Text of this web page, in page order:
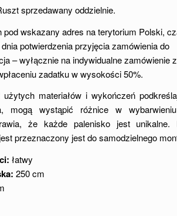
sprzedawany oddzielnie.
pod wskazany adres na terytorium Polski,
potwierdzenia przyjęcia zamówienia do
– wyłącznie na indywidualne zamówienie
zadatku w wysokości 50%.
materiałów i wykończeń
mogą wystąpić różnice w
że każde palenisko jest unikalne.
przeznaczony jest do samodzielnego
łatwy
250 cm